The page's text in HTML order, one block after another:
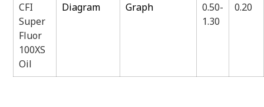
CFI
Super
Fluor
100XS
Oil
Diagram Graph
0.50-
1.30
0.20